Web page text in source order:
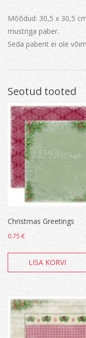
Mõõdud: 30,5 x 30,5
mustriga paber.
Seda paberit ei ole
Seotud tooted
Christmas Greetings
0.75 €
LISA KORVI